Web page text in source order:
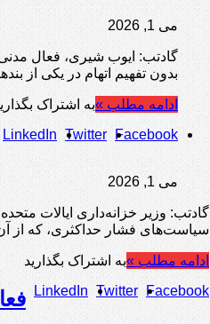
می 1, 2026
بدون تفهیم اتهام در یکی از
ادامه مطلب »به اشتراک
Facebook
Twitter
LinkedIn
می 1, 2026
گادتب: وزیر خزانه‌داری ایالات
سیاست‌های فشار حداکثری، که از
ادامه مطلب »به اشتراک بگذارید
Facebook
Twitter
LinkedIn